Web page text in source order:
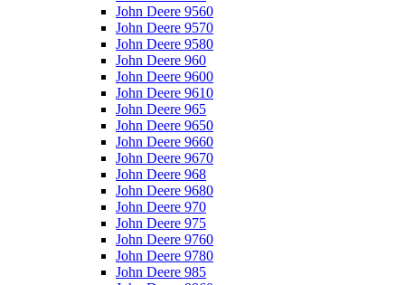
John Deere 9560
John Deere 9570
John Deere 9580
John Deere 960
John Deere 9600
John Deere 9610
John Deere 965
John Deere 9650
John Deere 9660
John Deere 9670
John Deere 968
John Deere 9680
John Deere 970
John Deere 975
John Deere 9760
John Deere 9780
John Deere 985